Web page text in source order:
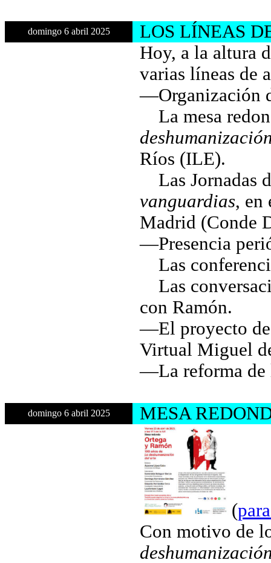
domingo 6 abril 2025
LOS LÍNEAS
Hoy, a la altura
varias líneas de
—Organización
La mesa
Ríos (ILE).
Las Jornadas
vanguardias, en
Madrid (Conde
—Presencia
Las
Las
con Ramón.
—El proyecto de
Virtual Miguel
—La reforma de
domingo 6 abril 2025 MESA
(
Con motivo de